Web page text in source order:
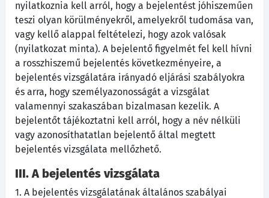
nyilatkoznia kell arról, hogy a bejelentést jóhiszeműen
teszi olyan körülményekről, amelyekről tudomása van,
vagy kellő alappal feltételezi, hogy azok valósak
(nyilatkozat minta). A bejelentő figyelmét fel kell hívni
a rosszhiszemű bejelentés következményeire, a
bejelentés vizsgálatára irányadó eljárási szabályokra
és arra, hogy személyazonosságát a vizsgálat
valamennyi szakaszában bizalmasan kezelik. A
bejelentőt tájékoztatni kell arról, hogy a név nélküli
vagy azonosíthatatlan bejelentő által megtett
bejelentés vizsgálata mellőzhető.
III. A bejelentés vizsgálata
1. A bejelentés vizsgálatának általános szabályai